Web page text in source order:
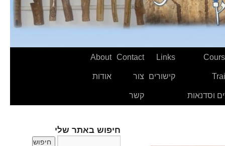
וסדנאות
Links
קישורים
Contact
צור
קשר
About
אודות
חיפוש באתר שלי